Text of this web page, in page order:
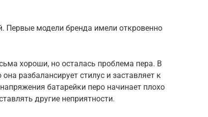
Первые модели бренда имели откровенно
хороши, но осталась проблема пера. В
разбалансирует стилус и заставляет к
батарейки перо начинает плохо
другие неприятности.